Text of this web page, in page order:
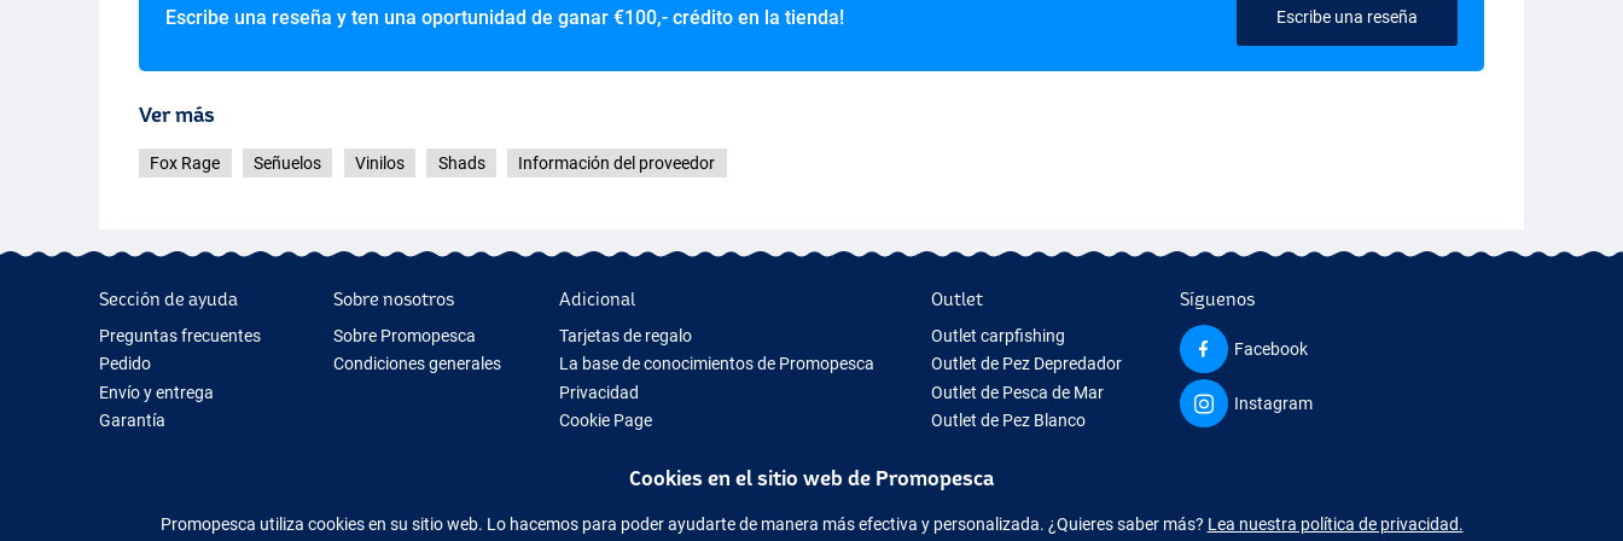
Stickleback Ultra UV Paquetes
Escribe una reseña y ten una oportunidad de ganar €100,- crédito en la tienda! Escribe una reseña
Ver más
Fox Rage Señuelos Vinilos Shads Información del proveedor
Sección de ayuda
Preguntas frecuentes
Pedido
Envío y entrega
Garantía
Sobre nosotros
Sobre Promopesca
Condiciones generales
Adicional
Tarjetas de regalo
La base de conocimientos de Promopesca
Privacidad
Cookie Page
Nuevo Material de Pesca
Outlet
Outlet carpfishing
Outlet de Pez Depredador
Outlet de Pesca de Mar
Outlet de Pez Blanco
Síguenos
Facebook
Instagram
Cookies en el sitio web de Promopesca
Promopesca utiliza cookies en su sitio web. Lo hacemos para poder ayudarte de manera más efectiva y personalizada. ¿Quieres saber más? Lea nuestra política de privacidad.